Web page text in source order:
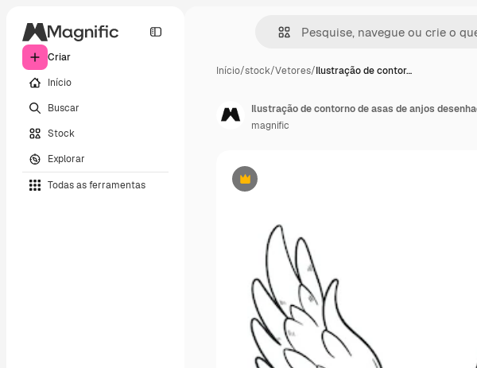
Criar
Início
Buscar
Stock
Explorar
Todas as ferramentas
Início/stock/Vetores/Ilustração de contor…
Premium
Ilustração de contorno de asas de anjos
magnific